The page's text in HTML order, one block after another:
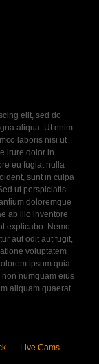
elit, sed do
aliqua. Ut enim
laboris nisi ut
irure dolor in
eu fugiat nulla
sunt in culpa
ut perspiciatis
doloremque
ab illo inventore
explicabo. Nemo
aut odit aut fugit,
voluptatem
ipsum quia
numquam eius
aliquam quaerat
Live Cams